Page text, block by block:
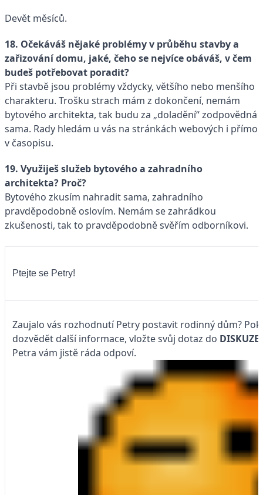
Devět měsíců.
18. Očekáváš nějaké problémy v průběhu stavby a
zařizování domu, jaké, čeho se nejvíce obáváš, v čem
budeš potřebovat poradit?
Při stavbě jsou problémy vždycky, většího nebo menšího
charakteru. Trošku strach mám z dokončení, nemám
bytového architekta, tak budu za „doladění“ zodpovědná
sama. Rady hledám u vás na stránkách webových i přímo
v časopisu.
19. Využiješ služeb bytového a zahradního
architekta? Proč?
Bytového zkusím nahradit sama, zahradního
pravděpodobně oslovím. Nemám se zahrádkou
zkušenosti, tak to pravděpodobně svěřím odborníkovi.
Ptejte se Petry!
Zaujalo vás rozhodnutí Petry postavit rodinný dům?
dozvědět další informace, vložte svůj dotaz do
Petra vám jistě ráda odpoví.